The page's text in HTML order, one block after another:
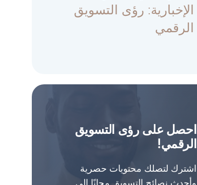
الإخبارية: رؤى التسويق
الرقمي
احصل على رؤى التسويق
الرقمي!
اشترك لتصلك محتويات حصرية
وأحدث نصائح التسويق مجانًا إلى